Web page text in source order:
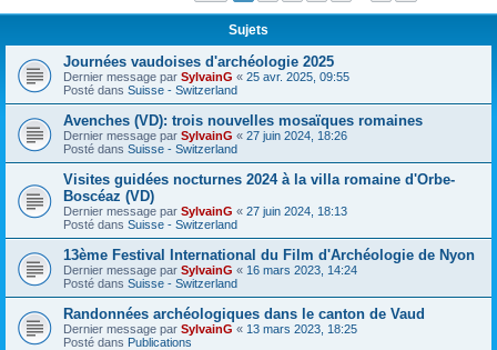
c
Sujets
Journées vaudoises d'archéologie 2025
Dernier message par SylvainG « 25 avr. 2025, 09:55
Posté dans Suisse - Switzerland
Avenches (VD): trois nouvelles mosaïques romaines
Dernier message par SylvainG « 27 juin 2024, 18:26
Posté dans Suisse - Switzerland
Visites guidées nocturnes 2024 à la villa romaine d'Orbe-
Boscéaz (VD)
Dernier message par SylvainG « 27 juin 2024, 18:13
Posté dans Suisse - Switzerland
13ème Festival International du Film d'Archéologie de Nyon
Dernier message par SylvainG « 16 mars 2023, 14:24
Posté dans Suisse - Switzerland
Randonnées archéologiques dans le canton de Vaud
Dernier message par SylvainG « 13 mars 2023, 18:25
Posté dans Publications